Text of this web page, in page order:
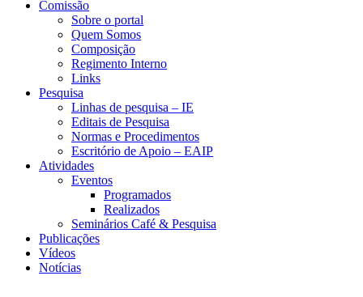
Comissão
Sobre o portal
Quem Somos
Composição
Regimento Interno
Links
Pesquisa
Linhas de pesquisa – IE
Editais de Pesquisa
Normas e Procedimentos
Escritório de Apoio – EAIP
Atividades
Eventos
Programados
Realizados
Seminários Café & Pesquisa
Publicações
Vídeos
Notícias